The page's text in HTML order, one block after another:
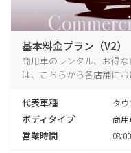
基本料金プラン（V2）
商用車のレンタル、お得
は、こちらから各店舗にお
代表車種 タ
ボディタイプ 商用
営業時間